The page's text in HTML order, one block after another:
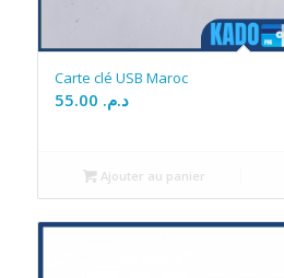
Carte clé USB Maroc
د.م.
Ajouter au panier